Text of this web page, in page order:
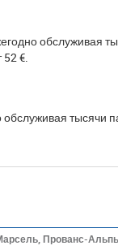
обслуживая
€.
тысячи
Прованс-